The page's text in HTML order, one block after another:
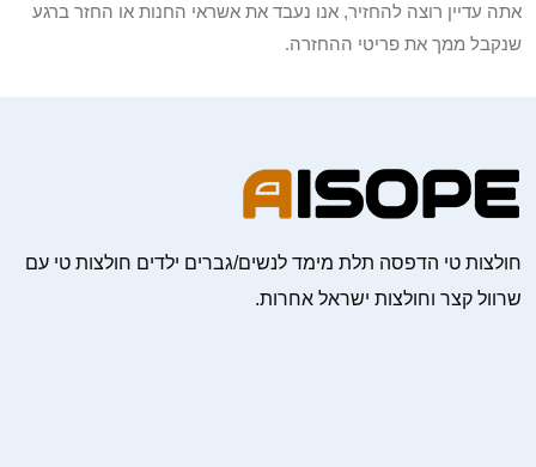
אתה עדיין רוצה להחזיר, אנו נעבד את אשראי החנות או החזר ברגע
שנקבל ממך את פריטי ההחזרה.
חולצות טי הדפסה תלת מימד לנשים/גברים ילדים חולצות טי עם
שרוול קצר וחולצות ישראל אחרות.